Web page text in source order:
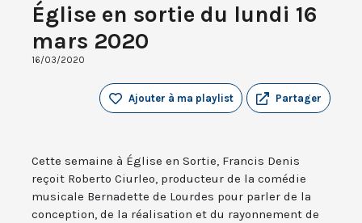
Église en sortie du lundi 16
mars 2020
16/03/2020
Partager
Ajouter à ma playlist
Cette semaine à Église en Sortie, Francis Denis
reçoit Roberto Ciurleo, producteur de la comédie
musicale Bernadette de Lourdes pour parler de la
conception, de la réalisation et du rayonnement de